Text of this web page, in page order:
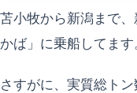
苫小牧から新潟まで
かば」に乗船してます
さすがに、実質総ト